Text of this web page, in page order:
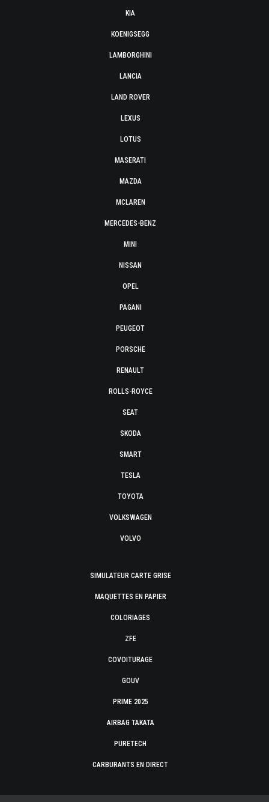
KIA
KOENIGSEGG
LAMBORGHINI
LANCIA
LAND ROVER
LEXUS
LOTUS
MASERATI
MAZDA
MCLAREN
MERCEDES-BENZ
MINI
NISSAN
OPEL
PAGANI
PEUGEOT
PORSCHE
RENAULT
ROLLS-ROYCE
SEAT
SKODA
SMART
TESLA
TOYOTA
VOLKSWAGEN
VOLVO
SIMULATEUR CARTE GRISE
MAQUETTES EN PAPIER
COLORIAGES
ZFE
COVOITURAGE
GOUV
PRIME 2025
AIRBAG TAKATA
PURETECH
CARBURANTS EN DIRECT